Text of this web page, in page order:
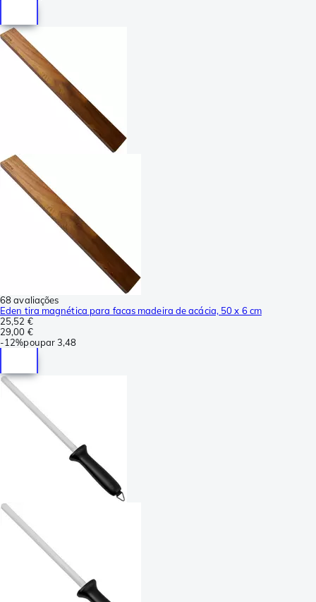
68 avaliações
Eden tira magnética para facas madeira de acácia, 50 x 6 cm
25,52 €
29,00 €
-12%poupar3,48